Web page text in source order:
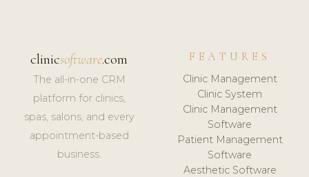
clinicsoftware.com
The all-in-one CRM
platform for clinics,
spas, salons, and every
appointment-based
business.
FEATURES
Clinic Management
Clinic System
Clinic Management
Software
Patient Management
Software
Aesthetic Software